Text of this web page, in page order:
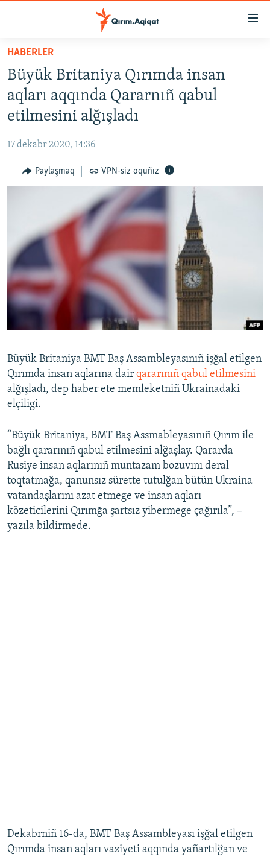
Esas
qaytmaq
Baş
navigatsiyağa
qaytmaq
Qıdıruvğa
HABERLER
SİYASET
İQTİSADİYAT
MEDENİYET
İNSAN AQLARI
BLOGLAR
FİKİR
Русский
Українською
RFE/RS bütün saytları
HABERLER
Büyük Britaniya Qırımda insan
aqları aqqında Qararnıñ qabul
etilmesini alğışladı
17 dekabr 2020, 14:36
Paylaşmaq VPN-siz oquñız
Büyük Britaniya BMT Baş Assambleyasınıñ işğal etilgen
Qırımda insan aqlarına dair qararınıñ qabul etilmesini
alğışladı, dep haber ete memleketniñ Ukrainadaki
elçiligi.
“Büyük Britaniya, BMT Baş Assmableyasınıñ Qırım ile
bağlı qararınıñ qabul etilmesini alğaşlay. Qararda
Rusiye insan aqlarınıñ muntazam bozuvını deral
toqtatmağa, qanunsız sürette tutulğan bütün Ukraina
vatandaşlarını azat etmege ve insan aqları
közeticilerini Qırımğa şartsız yibermege çağırıla”, –
yazıla bildirmede.
Dekabrniñ 16-da, BMT Baş Assambleyası işğal etilgen
Qırımda insan aqları vaziyeti aqqında yañartılğan ve